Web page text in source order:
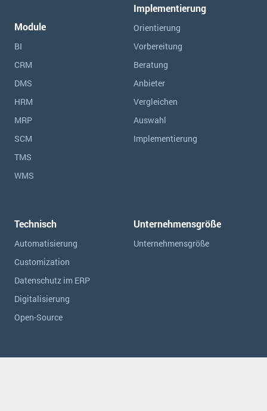
Module
BI
CRM
DMS
HRM
MRP
SCM
TMS
WMS
Implementierung
Orientierung
Vorbereitung
Beratung
Anbieter
Vergleichen
Auswahl
Implementierung
Technisch
Automatisierung
Customization
Datenschutz im ERP
Digitalisierung
Open-Source
Unternehmensgröße
Unternehmensgröße